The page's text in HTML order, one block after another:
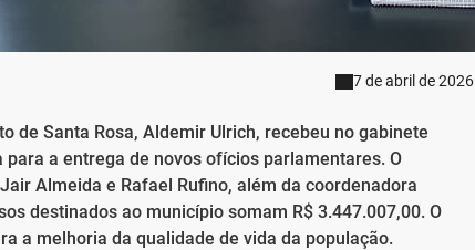
7 de abril de 2026
de Santa Rosa, Aldemir Ulrich, recebeu no gabinete
a entrega de novos ofícios parlamentares. O
Almeida e Rafael Rufino, além da coordenadora
destinados ao município somam R$ 3.447.007,00. O
a melhoria da qualidade de vida da população.